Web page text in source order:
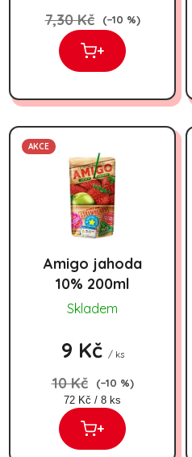
7,30 Kč (–10 %)
+
AKCE
Amigo jahoda
10% 200ml
Skladem
9 Kč / ks
10 Kč
(–10 %)
Měrná cena:
72 Kč / 8 ks
+